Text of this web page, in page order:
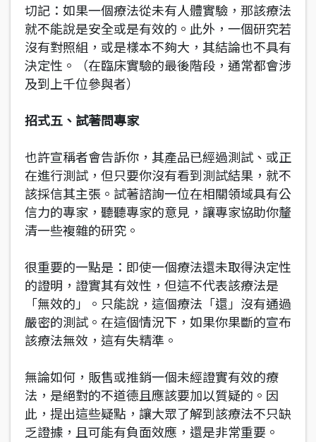
切記：如果一個療法從未有人體實驗，那該療法
就不能說是安全或是有效的。此外，一個研究若
沒有對照組，或是樣本不夠大，其結論也不具有
決定性。（在臨床實驗的最後階段，通常都會涉
及到上千位參與者）
招式五、試著問專家
也許宣稱者會告訴你，其產品已經過測試、或正
在進行測試，但只要你沒有看到測試結果，就不
該採信其主張。試著諮詢一位在相關領域具有公
信力的專家，聽聽專家的意見，讓專家協助你釐
清一些複雜的研究。
很重要的一點是：即使一個療法還未取得決定性
的證明，證實其有效性，但這不代表該療法是
「無效的」。只能說，這個療法「還」沒有通過
嚴密的測試。在這個情況下，如果你果斷的宣布
該療法無效，這有失精準。
無論如何，販售或推銷一個未經證實有效的療
法，是絕對的不道德且應該要加以質疑的。因
此，提出這些疑點，讓大眾了解到該療法不只缺
乏證據，且可能有負面效應，還是非常重要。